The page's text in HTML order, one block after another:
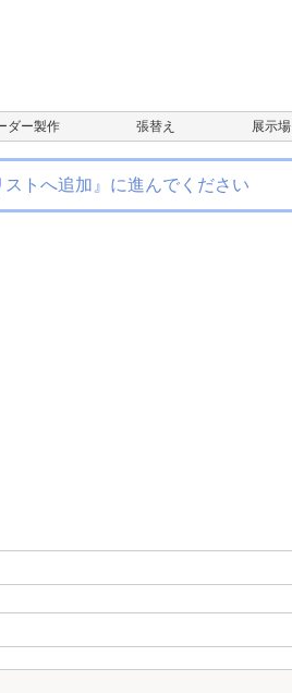
ダー製作 張替え 展示場
トへ追加』に進んでください